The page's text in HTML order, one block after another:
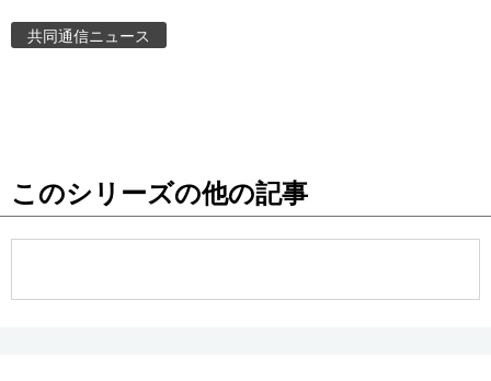
People
公式SNS
共同通信ニュース
このシリーズの他の記事